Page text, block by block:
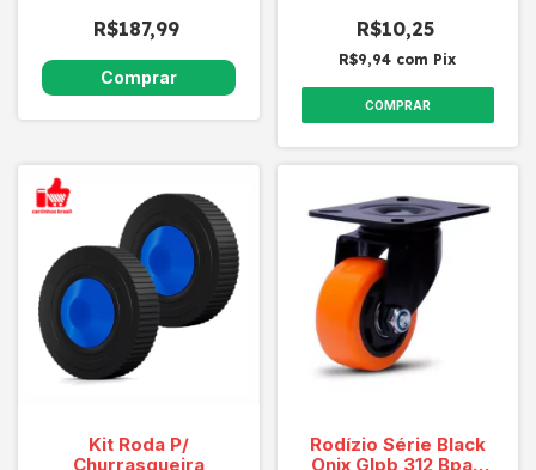
GRÁTIS
R$187,99 R$10,25
R$9,94 com Pix
COMPRAR
Kit Roda P/
Churrasqueira
Rodízio Série Black
Onix Glpb 312 Bpae